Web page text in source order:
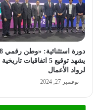
يشهد توقيع 5 اتفاقيات تاريخية
لرواد الأعمال
نوفمبر 27, 2024